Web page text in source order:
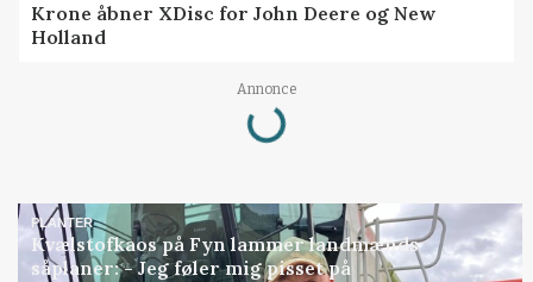
Krone åbner XDisc for John Deere og New
Holland
Annonce
Loading...
PLANTER
Kvælstofkaos på Fyn lammer landmænds
såplaner: - Jeg føler mig pisset på